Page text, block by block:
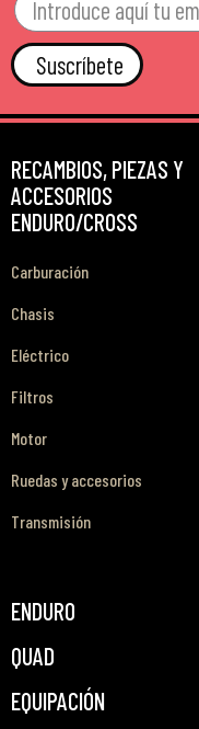
Suscríbete
RECAMBIOS, PIEZAS Y
ACCESORIOS
ENDURO/CROSS
Carburación
Chasis
Eléctrico
Filtros
Motor
Ruedas y accesorios
Transmisión
ENDURO
QUAD
EQUIPACIÓN